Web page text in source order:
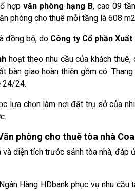
hợp văn phòng hạng B, cao 09
phòng cho thuê mỗi tầng là 608
đồng bộ, do Công ty Cổ phần
hoạt theo nhu cầu của khách
bàn giao hoàn thiện gồm có:
24/24.
lựa chọn làm nơi đặt trụ sở của
phòng cho thuê tòa nhà
diện tích trước sảnh tòa nhà, đáp
Hàng HDbank phục vụ nhu cầu